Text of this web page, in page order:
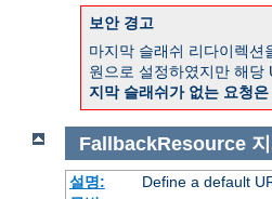
보안 경고
마지막 슬래쉬 리다이렉
원으로 설정하였지만 해당
지막 슬래쉬가 없는 요청
FallbackResource
설명:
Define a default